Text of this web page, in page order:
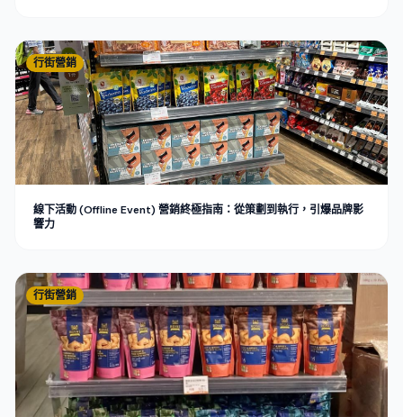
行街營銷
線下活動 (Offline Event) 營銷終極指南：從策劃到執行，引爆品牌影
響力
行街營銷